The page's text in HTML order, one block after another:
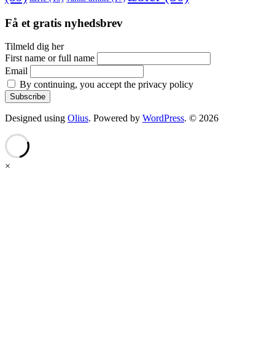
Få et gratis nyhedsbrev
Tilmeld dig her
First name or full name
Email
By continuing, you accept the privacy policy
Designed using Olius. Powered by WordPress. © 2026
×